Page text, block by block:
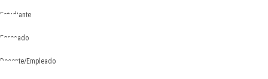
Estudiante
Egresado
Docente/Empleado